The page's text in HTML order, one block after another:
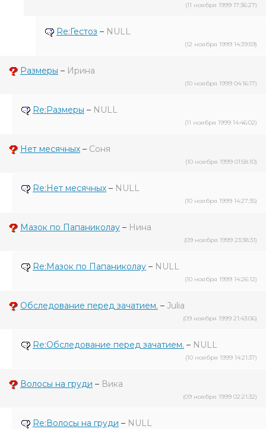
(11 ноября 1999 17:36:27)
Re:Гестоз – NULL
(12 ноября 1999 14:39:59)
Размеры – Ирина
(10 ноября 1999 04:16:17)
Re:Размеры – NULL
(11 ноября 1999 14:46:02)
Нет месячных – Соня
(10 ноября 1999 01:58:10)
Re:Нет месячных – NULL
(10 ноября 1999 14:27:35)
Мазок по Папаниколау – Нина
(09 ноября 1999 23:38:31)
Re:Мазок по Папаниколау – NULL
(10 ноября 1999 14:26:12)
Обследование перед зачатием. – Julia
(09 ноября 1999 21:43:06)
Re:Обследование перед зачатием. – NULL
(10 ноября 1999 14:21:37)
Волосы на груди – Вика
(09 ноября 1999 02:21:32)
Re:Волосы на груди – NULL